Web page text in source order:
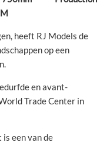
heeft RJ Models de
op een
en avant-
Trade Center in
een van de